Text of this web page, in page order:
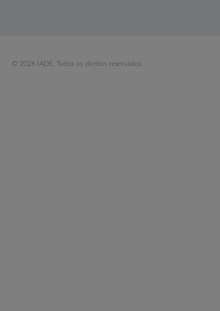
© 2026 IADE. Todos os direitos reservados.